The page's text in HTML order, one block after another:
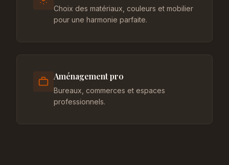
Choix des matériaux, couleurs et mobilier
pour une harmonie parfaite.
Aménagement pro
Bureaux, commerces et espaces
professionnels.